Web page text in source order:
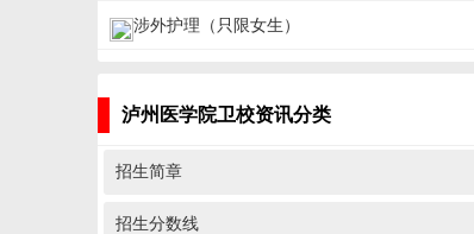
涉外护理（只限女生）
泸州医学院卫校资讯分类
招生简章
招生分数线